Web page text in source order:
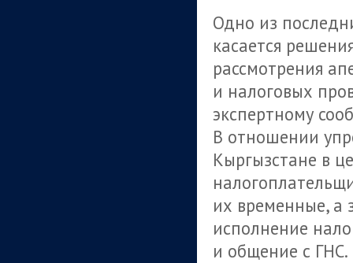
Одно из
касается
рассмотрения
и налоговых
экспертному
В отношении
Кыргызстане в
их временные, а
исполнение
и общение с ГНС.